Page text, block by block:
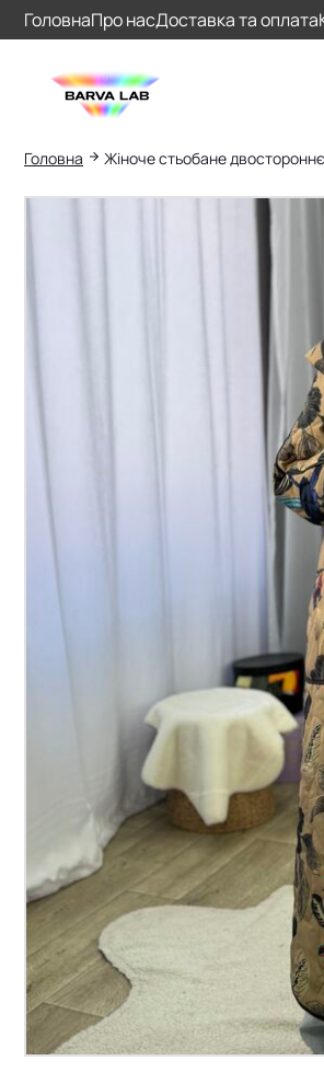
ГоловнаПро насДоставка та оплата
Головна Жіноче стьобане